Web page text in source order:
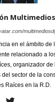
Multimedios
en el ámbito de
relacionado a
organizador de
sector de la
Raíces en la R.D.